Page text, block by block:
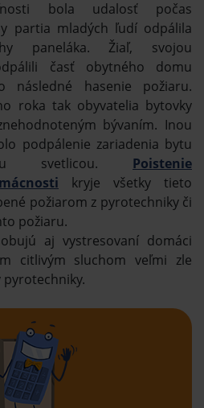
bola udalosť počas
partia mladých ľudí odpálila
paneláka. Žiaľ, svojou
časť obytného domu
následné hasenie požiaru.
roka tak obyvatelia bytovky
bývaním. Inou
podpálenie zariadenia bytu
svetlicou. Poistenie
kryje všetky tieto
požiarom z pyrotechniky či
požiaru.
aj vystresovaní domáci
citlivým sluchom veľmi zle
pyrotechniky.